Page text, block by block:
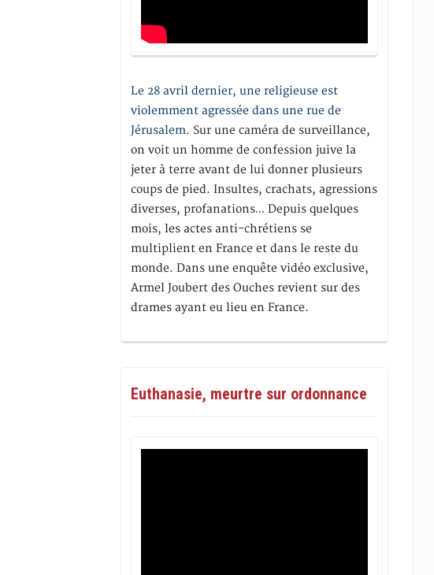
Le 28 avril dernier, une religieuse est
violemment agressée dans une rue de
Jérusalem. Sur une caméra de surveillance,
on voit un homme de confession juive la
jeter à terre avant de lui donner plusieurs
coups de pied. Insultes, crachats, agressions
diverses, profanations… Depuis quelques
mois, les actes anti-chrétiens se
multiplient en France et dans le reste du
monde. Dans une enquête vidéo exclusive,
Armel Joubert des Ouches revient sur des
drames ayant eu lieu en France.
Euthanasie, meurtre sur ordonnance